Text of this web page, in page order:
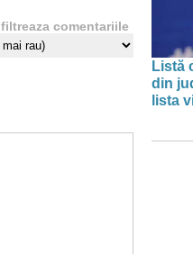
filtreaza comentariile
Listă
din
lista